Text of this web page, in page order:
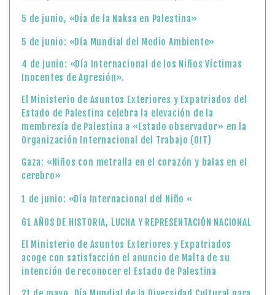
5 de junio, «Día de la Naksa en Palestina»
5 de junio: «Día Mundial del Medio Ambiente»
4 de junio: «Día Internacional de los Niños Víctimas
Inocentes de Agresión».
El Ministerio de Asuntos Exteriores y Expatriados del
Estado de Palestina celebra la elevación de la
membresía de Palestina a «Estado observador» en la
Organización Internacional del Trabajo (OIT)
Gaza: «Niños con metralla en el corazón y balas en el
cerebro»
1 de junio: «Día Internacional del Niño «
61 AÑOS DE HISTORIA, LUCHA Y REPRESENTACIÓN NACIONAL
El Ministerio de Asuntos Exteriores y Expatriados
acoge con satisfacción el anuncio de Malta de su
intención de reconocer el Estado de Palestina